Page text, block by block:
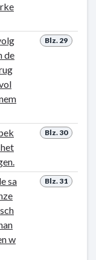
Blz. 29
de
Blz. 30
Blz. 31
sa
w